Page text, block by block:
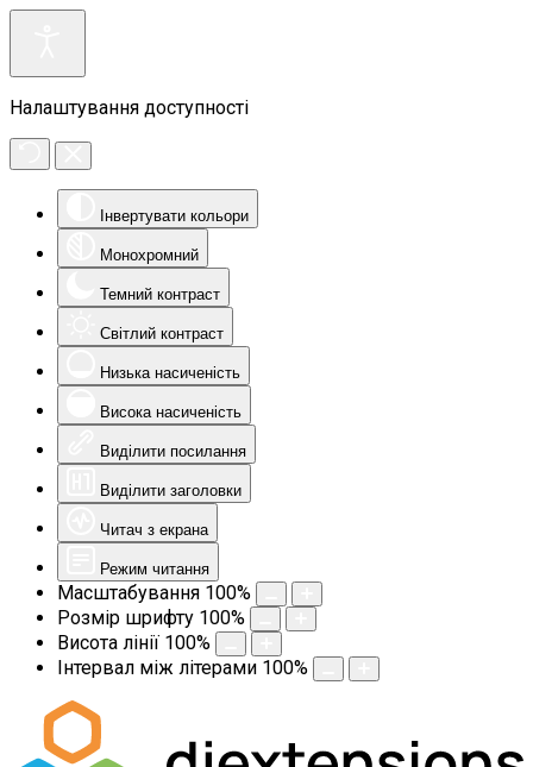
Налаштування доступності
Інвертувати кольори
Монохромний
Темний контраст
Світлий контраст
Низька насиченість
Висока насиченість
Виділити посилання
Виділити заголовки
Читач з екрана
Режим читання
Масштабування 100%
Розмір шрифту 100%
Висота лінії 100%
Інтервал між літерами 100%